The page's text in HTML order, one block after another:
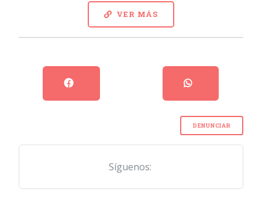
VER MÁS
DENUNCIAR
Síguenos: